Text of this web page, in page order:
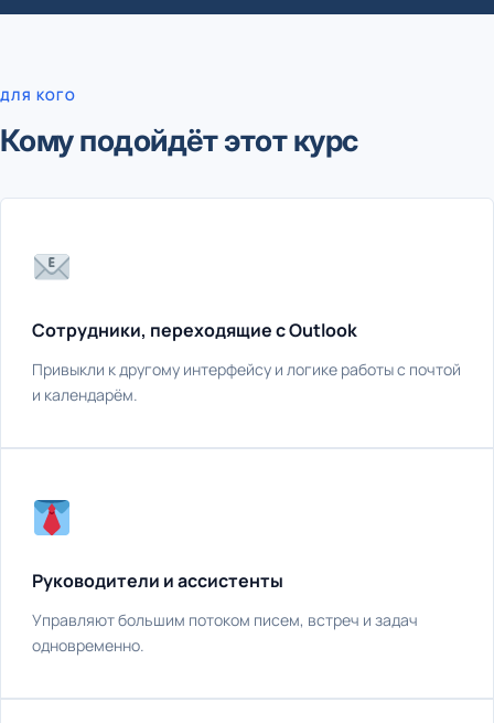
ДЛЯ КОГО
Кому подойдёт этот курс
Сотрудники, переходящие с Outlook
Привыкли к другому интерфейсу и логике работы с почтой
и календарём.
Руководители и ассистенты
Управляют большим потоком писем, встреч и задач
одновременно.